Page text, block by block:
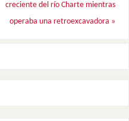
creciente del río Charte mientras
operaba una retroexcavadora »